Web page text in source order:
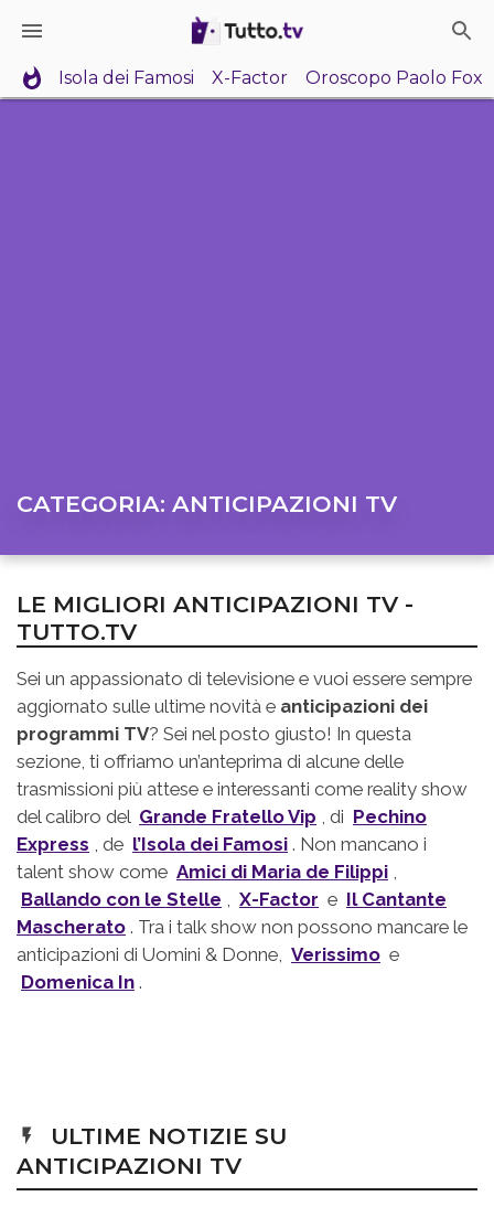
Isola dei Famosi X-Factor Oroscopo Paolo Fox
CATEGORIA: ANTICIPAZIONI TV
LE MIGLIORI ANTICIPAZIONI TV -
TUTTO.TV
Sei un appassionato di televisione e vuoi essere sempre
aggiornato sulle ultime novità e anticipazioni dei
programmi TV? Sei nel posto giusto! In questa
sezione, ti offriamo un’anteprima di alcune delle
trasmissioni più attese e interessanti come reality show
del calibro del Grande Fratello Vip , di Pechino
Express , de l’Isola dei Famosi . Non mancano i
talent show come Amici di Maria de Filippi ,
Ballando con le Stelle , X-Factor e Il Cantante
Mascherato . Tra i talk show non possono mancare le
anticipazioni di Uomini & Donne, Verissimo e
Domenica In .
ULTIME NOTIZIE SU
ANTICIPAZIONI TV